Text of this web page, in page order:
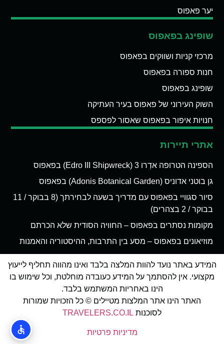
יער פאפוס
שופינג בפאפוס
מרכזי קניות ושווקים בפאפוס
חנות ספורה בפאפוס
שופינג בפאפוס
השוק העירוני של פאפוס בעיר העתיקה
חנויות איפור בפאפוס שאסור לפספס
אתרי תיירות
הספינה הטרופה אדְרו 3 (Edro III Shipwreck) בפאפוס
גן בוטני אדוניס (Adonis Botanical Garden) בפאפוס
סיור סגוויי בפאפוס עם מדריך בשעה לבחירתך (8 בבוקר / 11
בבוקר / 2 בצהרים)
מקומות נסתרים בפאפוס – החוויה הסודית שלא הכרתם
מוזיאונים בפאפוס – מסע בין התרבות, ההיסטוריה והאמנות
המידע באתר נועד להוות המלצה בלבד ואינו מהווה תחליף לייעוץ
מקצועי. אין להסתמך על המידע כעובדה מוחלטת, וכל שימוש בו
הינו באחריות המשתמש בלבד.
האתר הינו אתר המלצות מטיילים © כל הזכויות שמורות
לסוכנות TRAVELERS.CO.IL
מדיניות פרטיות